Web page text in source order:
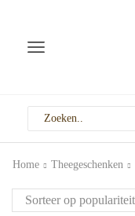
Home Theegeschenken